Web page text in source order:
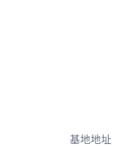
基地地址